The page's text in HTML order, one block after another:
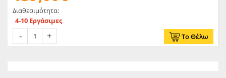
Διαθεσιμότητα:
4-10 Εργάσιμες
Το Θέλω